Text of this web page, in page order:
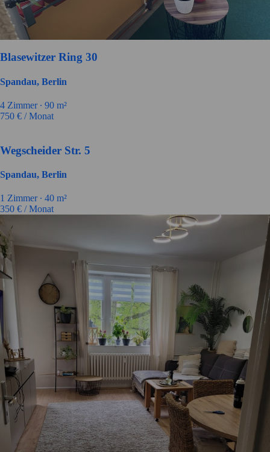
Blasewitzer Ring 30
Spandau, Berlin
4 Zimmer ∙ 90 m²
750 € / Monat
Wegscheider Str. 5
Spandau, Berlin
1 Zimmer ∙ 40 m²
350 € / Monat